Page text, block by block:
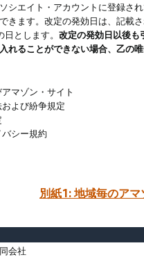
シエイト・アカウントに登録さ
きます。改定の発効日は、記載
とします。 改定の発効日以後も
れることができない場合、乙の
マゾン・サイト
よび紛争規定
シー規約
別紙1: 地域毎のア
会社